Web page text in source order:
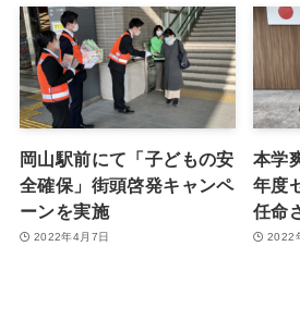
岡山駅前にて「子どもの安
全確保」街頭啓発キャンペ
ーンを実施
2022年4月7日
本学
年度
任命
2022